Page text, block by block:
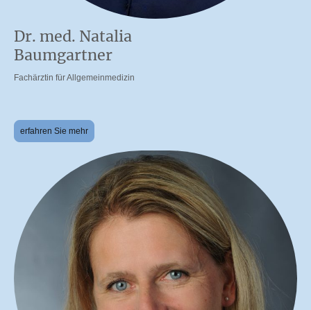
Dr. med. Natalia
Baumgartner
Fachärztin für Allgemeinmedizin
erfahren Sie mehr